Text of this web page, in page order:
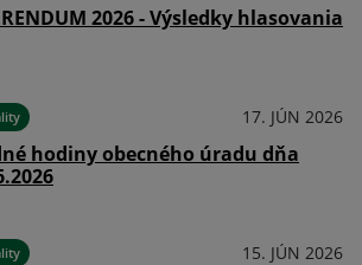
2026 - Výsledky hlasovania
17. JÚN 2026
hodiny obecného úradu dňa
15. JÚN 2026